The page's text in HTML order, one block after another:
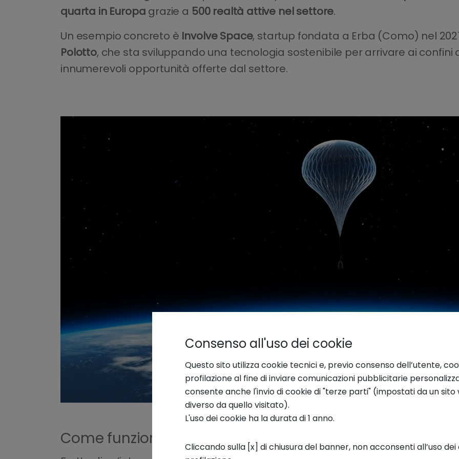
quarta in Europa grazie a 500 realtà attive nel settore.
Un esempio concreto è Involve Space, startup fondata a Erba (Como) nel
Polotto, che sta sviluppando una tecnologia sostenibile per arrivare ai confini
innumerevoli opportunità offerte dal settore.
Come funziona la tecnologia di Involve Space
Consenso all'uso dei cookie
Questo sito utilizza cookie tecnici e, previo consenso dell’utente,
profilazione al fine di inviare comunicazioni pubblicitarie
consente anche l'invio di cookie di "terze parti" (impostati da un sito
diverso da quello visitato).
L'uso dei cookie ha la durata di 1 anno.
Cliccando sulla [x] di chiusura del banner, non acconsenti all’uso dei